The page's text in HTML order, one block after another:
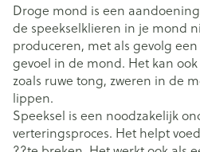
Droge mond is een
de speekselklieren in je mond
produceren, met als gevolg
gevoel in de mond. Het kan
zoals ruwe tong, zweren in de
lippen.
Speeksel is een noodzakelijk
verteringsproces. Het helpt